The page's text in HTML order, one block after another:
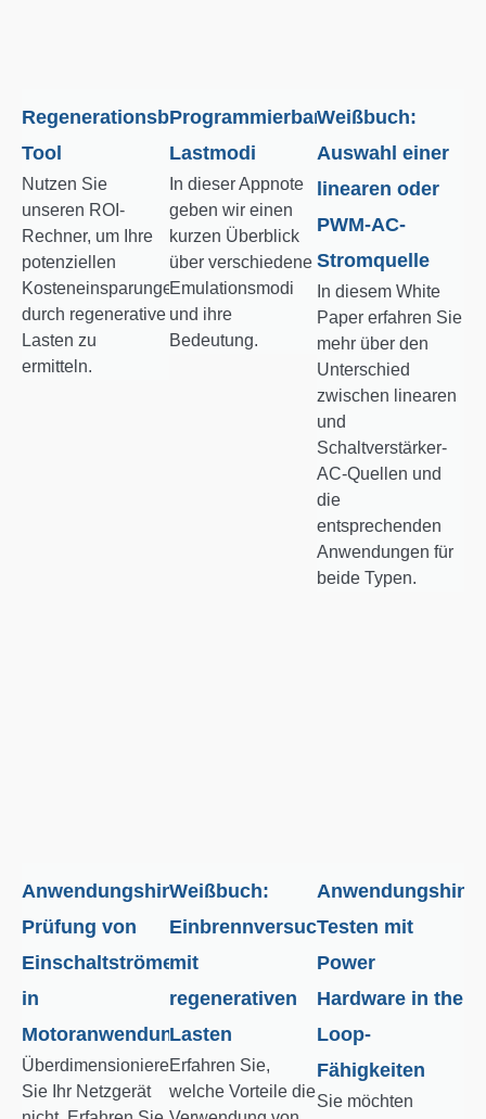
Regenerationsberechnungs-
Tool
Nutzen Sie
unseren ROI-
Rechner, um Ihre
potenziellen
Kosteneinsparungen
durch regenerative
Lasten zu
ermitteln.
Programmierbare
Lastmodi
In dieser Appnote
geben wir einen
kurzen Überblick
über verschiedene
Emulationsmodi
und ihre
Bedeutung.
Weißbuch:
Auswahl einer
linearen oder
PWM-AC-
Stromquelle
In diesem White
Paper erfahren Sie
mehr über den
Unterschied
zwischen linearen
und
Schaltverstärker-
AC-Quellen und
die
entsprechenden
Anwendungen für
beide Typen.
Anwendungshinweis:
Prüfung von
Einschaltströmen
in
Motoranwendungen
Überdimensionieren
Sie Ihr Netzgerät
Weißbuch:
Einbrennversuche
mit
regenerativen
Lasten
Erfahren Sie,
welche Vorteile die
Testen mit
Power
Hardware in the
Loop-
Fähigkeiten
Sie möchten